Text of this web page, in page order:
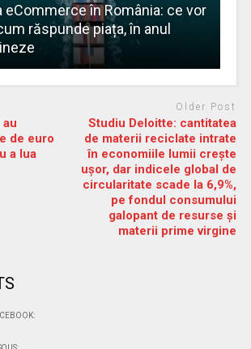
eCommerce în România: ce vor
răspunde piața, în anul
de euro
a lua
Older Post
Studiu Deloitte: cantitatea
de materii reciclate intrate
în economiile lumii crește
ușor, dar indicele global de
circularitate scade la 6,9%,
pe fondul consumului
galopant de resurse și
materii prime virgine